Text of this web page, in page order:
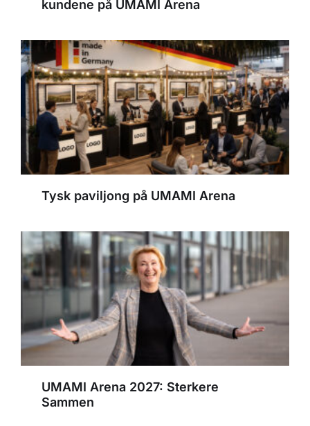
kundene på UMAMI Arena
Tysk paviljong på UMAMI Arena
UMAMI Arena 2027: Sterkere
Sammen